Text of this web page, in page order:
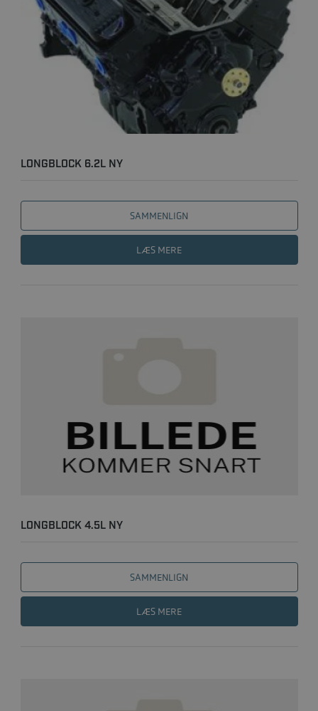
LONGBLOCK 6.2L NY
SAMMENLIGN
LÆS MERE
LONGBLOCK 4.5L NY
SAMMENLIGN
LÆS MERE